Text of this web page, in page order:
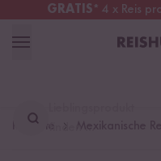
GRATIS* 4 x Reis
Deutschland
finden ...
Rezepte